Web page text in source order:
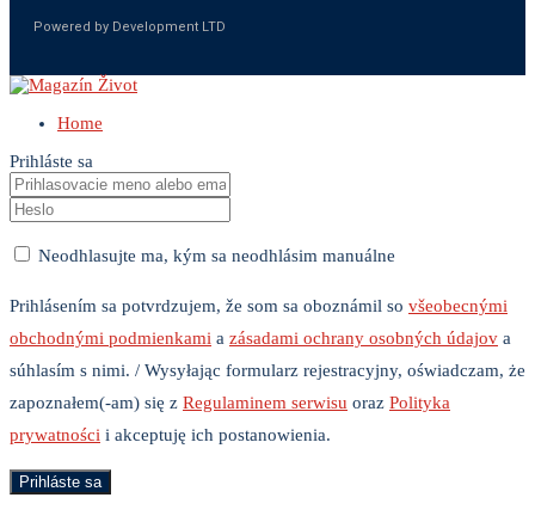
Powered by Development LTD
Home
Prihláste sa
Neodhlasujte ma, kým sa neodhlásim manuálne
Prihlásením sa potvrdzujem, že som sa oboznámil so všeobecnými
obchodnými podmienkami a zásadami ochrany osobných údajov a
súhlasím s nimi. / Wysyłając formularz rejestracyjny, oświadczam, że
zapoznałem(-am) się z Regulaminem serwisu oraz Polityka
prywatności i akceptuję ich postanowienia.